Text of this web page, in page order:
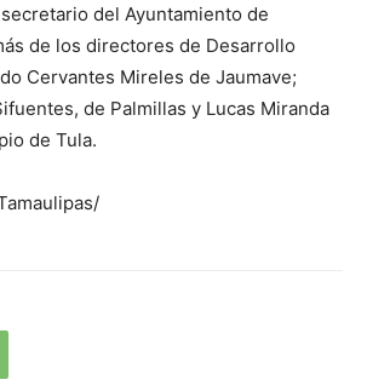
del Ayuntamiento de
de los directores de Desarrollo
Cervantes Mireles de Jaumave;
de Palmillas y Lucas Miranda
de Tula.